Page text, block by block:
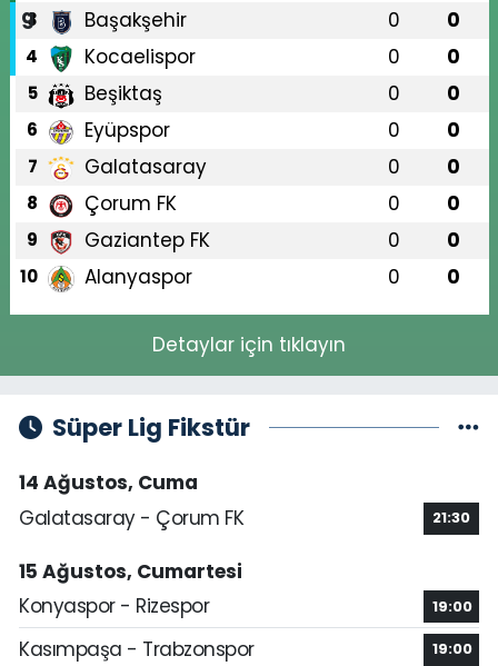
3 Başakşehir 0 0
4 Kocaelispor 0 0
5 Beşiktaş 0 0
6 Eyüpspor 0 0
7 Galatasaray 0 0
8 Çorum FK 0 0
9 Gaziantep FK 0 0
10 Alanyaspor 0 0
Detaylar için tıklayın
Süper Lig Fikstür
14 Ağustos, Cuma
Galatasaray - Çorum FK
21:30
15 Ağustos, Cumartesi
Konyaspor - Rizespor
19:00
Kasımpaşa - Trabzonspor 19:00